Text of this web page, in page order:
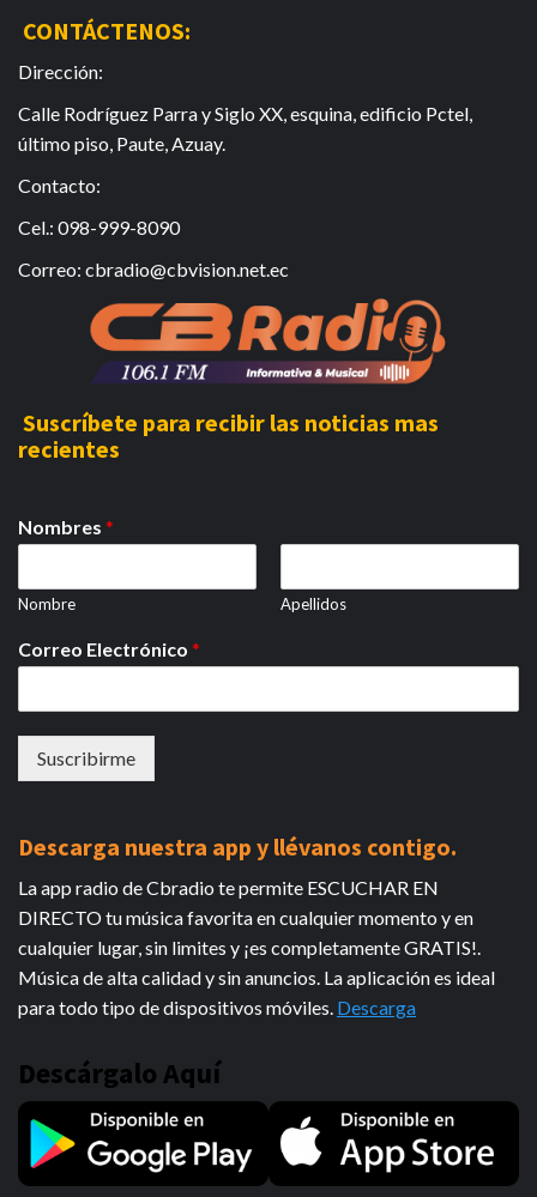
CONTÁCTENOS:
Dirección:
Calle Rodríguez Parra y Siglo XX, esquina, edificio Pctel,
último piso, Paute, Azuay.
Contacto:
Cel.: 098-999-8090
Correo: cbradio@cbvision.net.ec
Suscríbete para recibir las noticias mas
recientes
Nombres *
Nombre Apellidos
Correo Electrónico *
Suscribirme
Descarga nuestra app y llévanos contigo.
La app radio de Cbradio te permite ESCUCHAR EN
DIRECTO tu música favorita en cualquier momento y en
cualquier lugar, sin limites y ¡es completamente GRATIS!.
Música de alta calidad y sin anuncios. La aplicación es ideal
para todo tipo de dispositivos móviles. Descarga
Descárgalo Aquí